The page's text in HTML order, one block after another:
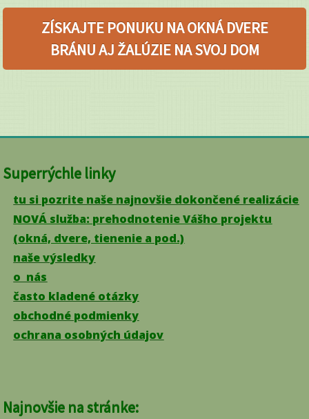
ZÍSKAJTE PONUKU NA OKNÁ DVERE
BRÁNU AJ ŽALÚZIE NA SVOJ DOM
Superrýchle linky
tu si pozrite naše najnovšie dokončené realizácie
NOVÁ služba: prehodnotenie Vášho projektu
(okná, dvere, tienenie a pod.)
naše výsledky
o nás
často kladené otázky
obchodné podmienky
ochrana osobných údajov
Najnovšie na stránke: